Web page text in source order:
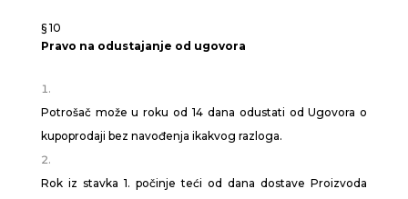
§ 10
Pravo na odustajanje od ugovora
Potrošač može u roku od 14 dana odustati od Ugovora o
kupoprodaji bez navođenja ikakvog razloga.
Rok iz stavka 1. počinje teći od dana dostave Proizvoda